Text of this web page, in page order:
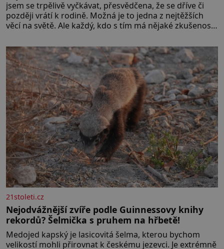
jsem se trpělivě vyčkávat, přesvědčena, že se dříve či
později vrátí k rodině. Možná je to jedna z nejtěžších
věcí na světě. Ale každý, kdo s tím má nějaké zkušenosti,
Když se ke mně doneslo, že si manžel pořídil milenku,
21stoleti.cz
Nejodvážnější zvíře podle Guinnessovy knihy
rekordů? Šelmička s pruhem na hřbetě!
Medojed kapský je lasicovitá šelma, kterou bychom
velikostí mohli přirovnat k českému jezevci. Je extrémně